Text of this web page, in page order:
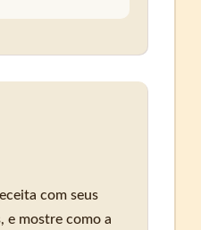
com seus
e mostre como a